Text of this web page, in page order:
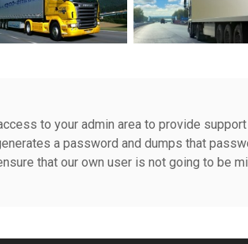
to your admin area to provide
a password and dumps that
that our own user is not going to be